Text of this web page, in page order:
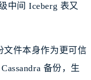
中间 Iceberg 表又
件本身作为更可信
备份，生